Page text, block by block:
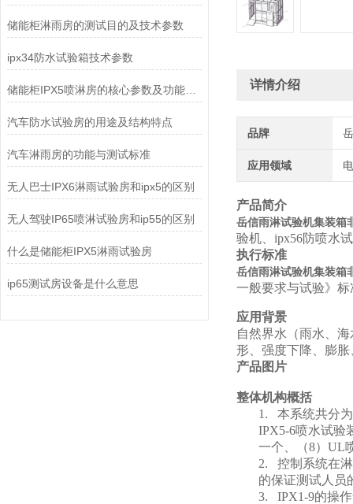
储能柜淋雨房的测试目的及技术参数
ipx34防水试验箱技术参数
储能柜IPX5喷淋房的核心参数及功能特点
汽车防水试验房的用途及结构特点
汽车淋雨房的功能与测试标准
无人巴士IPX6淋雨试验房和ipx5的区别
无人驾驶IP65喷淋试验房和ip55的区别
什么是储能柜IPX5淋雨试验房
ip65测试房设备是什么意思
详情介绍
品牌
应用领域
产品简介
岳信雨淋试验机集装箱
验机、ipx56防喷水
执行标准
岳信雨淋试验机集装箱
一般要求与试验》标
应用背景
自然界水（雨水、
形、强度下降、膨
产品图片
整体机构概括
1. 本系统共分
IPX5-6喷水试验
一个、（8）UL
2. 控制系统在
的保证测试人员
3. IPX1-9的操